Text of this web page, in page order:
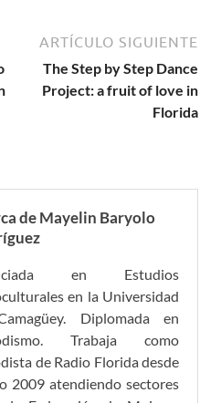
ARTÍCULO SIGUIENTE
The Step by Step Dance
Project: a fruit of love in
Florida
de Mayelin Baryolo
en Estudios
en la Universidad
Diplomada en
Trabaja como
de Radio Florida desde
2009 atendiendo sectores